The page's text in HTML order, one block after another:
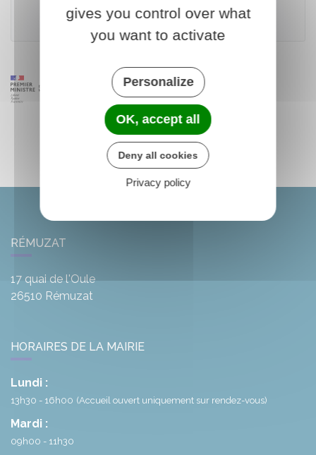
Ministère chargé de l'urbanisme
RÉMUZAT
17 quai de l'Oule
26510 Rémuzat
HORAIRES DE LA MAIRIE
Lundi :
13h30 - 16h00 (Accueil ouvert uniquement sur rendez-vous)
Mardi :
09h00 - 11h30
gives you control over what
you want to activate
Personalize
OK, accept all
Deny all cookies
Privacy policy